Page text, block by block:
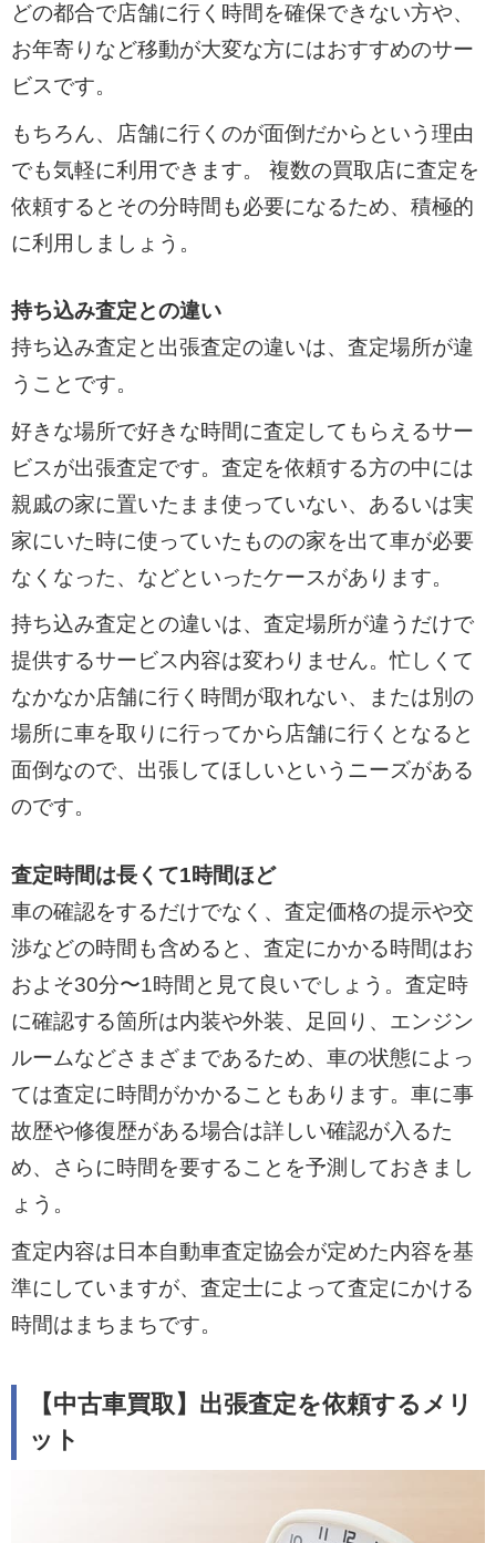
どの都合で店舗に行く時間を確保できない方や、
お年寄りなど移動が大変な方にはおすすめのサー
ビスです。
もちろん、店舗に行くのが面倒だからという理由
でも気軽に利用できます。 複数の買取店に査定を
依頼するとその分時間も必要になるため、積極的
に利用しましょう。
持ち込み査定との違い
持ち込み査定と出張査定の違いは、査定場所が違
うことです。
好きな場所で好きな時間に査定してもらえるサー
ビスが出張査定です。査定を依頼する方の中には
親戚の家に置いたまま使っていない、あるいは実
家にいた時に使っていたものの家を出て車が必要
なくなった、などといったケースがあります。
持ち込み査定との違いは、査定場所が違うだけで
提供するサービス内容は変わりません。忙しくて
なかなか店舗に行く時間が取れない、または別の
場所に車を取りに行ってから店舗に行くとなると
面倒なので、出張してほしいというニーズがある
のです。
査定時間は長くて1時間ほど
車の確認をするだけでなく、査定価格の提示や交
渉などの時間も含めると、査定にかかる時間はお
およそ30分〜1時間と見て良いでしょう。査定時
に確認する箇所は内装や外装、足回り、エンジン
ルームなどさまざまであるため、車の状態によっ
ては査定に時間がかかることもあります。車に事
故歴や修復歴がある場合は詳しい確認が入るた
め、さらに時間を要することを予測しておきまし
ょう。
査定内容は日本自動車査定協会が定めた内容を基
準にしていますが、査定士によって査定にかける
時間はまちまちです。
【中古車買取】出張査定を依頼するメリ
ット